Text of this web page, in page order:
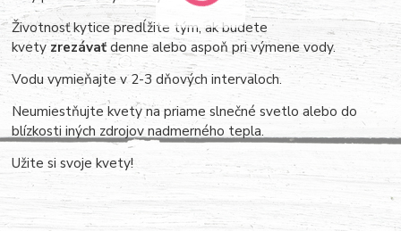
Životnosť kytice predĺžite tým, ak budete
kvety zrezávaťdenne alebo aspoň pri výmene vody.
Vodu vymieňajte v 2-3 dňových intervaloch.
Neumiestňujte kvety na priame slnečné svetlo alebo do
blízkosti iných zdrojov nadmerného tepla.
Užite si svoje kvety!